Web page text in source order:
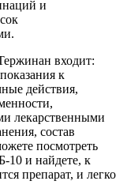
и
входит:
к
действия,
лекарственными
состав
посмотреть
10 и найдете, к
препарат, и легко